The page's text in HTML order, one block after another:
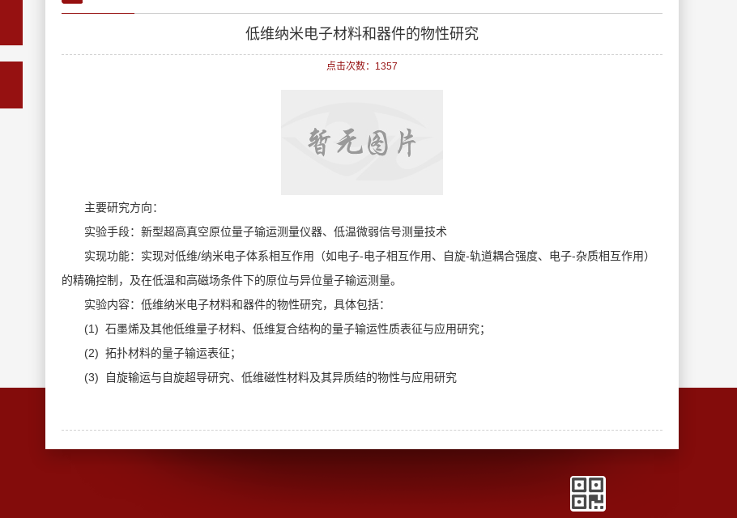
低维纳米电子材料和器件的物性研究
点击次数： 1357
主要研究方向：
实验手段：新型超高真空原位量子输运测量仪器、低温微弱信号测量技术
实现功能：实现对低维/纳米电子体系相互作用（如电子-电子相互作用、自旋-轨道耦合强度、电子-杂质相互作用）
的精确控制，及在低温和高磁场条件下的原位与异位量子输运测量。
实验内容：低维纳米电子材料和器件的物性研究，具体包括：
(1) 石墨烯及其他低维量子材料、低维复合结构的量子输运性质表征与应用研究；
(2) 拓扑材料的量子输运表征；
(3) 自旋输运与自旋超导研究、低维磁性材料及其异质结的物性与应用研究